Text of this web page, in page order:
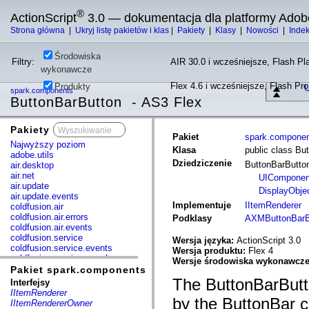
ActionScript® 3.0 — dokumentacja dla platformy
Strona główna Ukryj listę pakietów i klas Pakiety Klasy Nowości
Filtry:
Środowiska
wykonawcze
AIR 30.0 i wcześniejsze, Flash
Produkty Flex 4.6 i wcześniejsze, Flash
spark.components
ButtonBarButton - AS3 Flex
Pakiety
Najwyższy poziom
adobe.utils
air.desktop
air.net
air.update
air.update.events
coldfusion.air
coldfusion.air.errors
coldfusion.air.events
coldfusion.service
coldfusion.service.events
coldfusion.service.mxml
com.adobe.acm.solutions.authoring.domain.extensions
com.adobe.acm.solutions.ccr.domain.extensions
com.adobe.consulting.pst.vo
com.adobe.dct.component
Pakiet spark.components
Interfejsy
IItemRenderer
IItemRendererOwner
Pakiet
Klasa
public class
Dziedziczenie
Implementuje
IItemRenderer
Podklasy
Wersja języka: ActionScript 3.0
Wersja produktu: Flex 4
Wersje środowiska
The
by the ButtonBar